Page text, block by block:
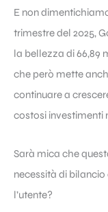
E non
trimestre del 2025,
la bellezza di 66,89
che però mette
continuare a
costosi investimenti
Sarà mica che
necessità di
l’utente?